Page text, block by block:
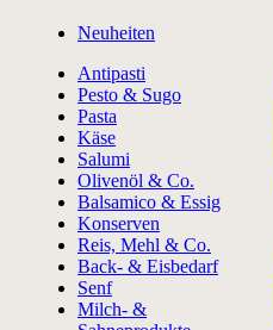
Neuheiten
Antipasti
Pesto & Sugo
Pasta
Käse
Salumi
Olivenöl & Co.
Balsamico & Essig
Konserven
Reis, Mehl & Co.
Back- & Eisbedarf
Senf
Milch- &